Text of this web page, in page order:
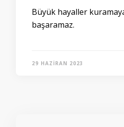
Büyük hayaller
başaramaz.
29 HAZIRAN 2023